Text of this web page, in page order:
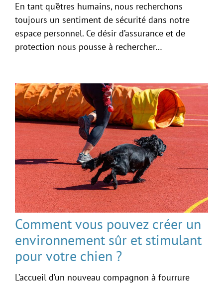
En tant qu’êtres humains, nous recherchons
toujours un sentiment de sécurité dans notre
espace personnel. Ce désir d’assurance et de
protection nous pousse à rechercher…
Comment vous pouvez créer un
environnement sûr et stimulant
pour votre chien ?
L’accueil d’un nouveau compagnon à fourrure